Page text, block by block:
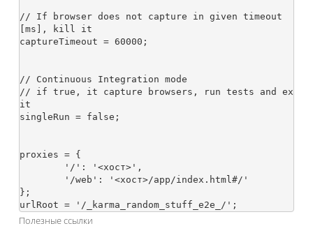
// If browser does not capture in given timeout
[ms], kill it
captureTimeout = 60000;
// Continuous Integration mode
// if true, it capture browsers, run tests and ex
it
singleRun = false;
proxies = {
};
Полезные ссылки